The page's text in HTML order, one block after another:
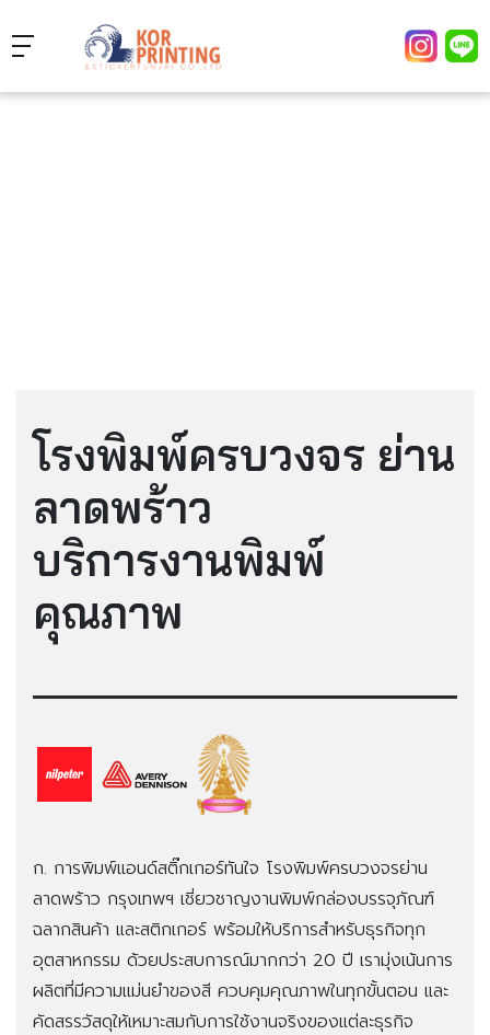
โรงพิมพ์ครบวงจร ย่าน
ลาดพร้าว
บริการงานพิมพ์
คุณภาพ
ก. การพิมพ์แอนด์สติ๊กเกอร์ทันใจ โรงพิมพ์ครบวงจรย่าน
ลาดพร้าว กรุงเทพฯ เชี่ยวชาญงานพิมพ์กล่องบรรจุภัณฑ์
ฉลากสินค้า และสติกเกอร์ พร้อมให้บริการสำหรับธุรกิจทุก
อุตสาหกรรม ด้วยประสบการณ์มากกว่า 20 ปี เรามุ่งเน้นการ
ผลิตที่มีความแม่นยำของสี ควบคุมคุณภาพในทุกขั้นตอน และ
คัดสรรวัสดุให้เหมาะสมกับการใช้งานจริงของแต่ละธุรกิจ